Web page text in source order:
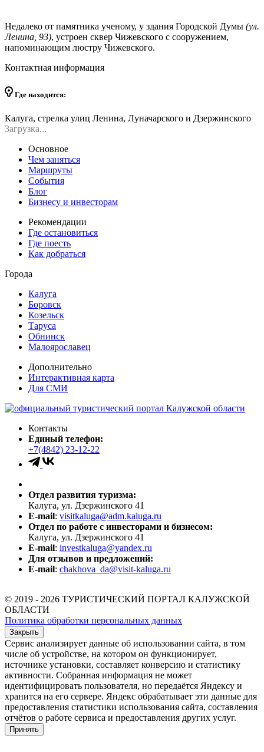
Недалеко от памятника ученому, у здания Городской Думы (ул.
Ленина, 93), устроен сквер Чижевского с сооружением,
напоминающим люстру Чижевского.
Контактная информация
Где находится:
Калуга, стрелка улиц Ленина, Луначарского и Дзержинского
Загрузка...
Основное
Чем заняться
Маршруты
События
Блог
Бизнесу и инвесторам
Рекомендации
Где остановиться
Где поесть
Как добраться
Города
Калуга
Боровск
Козельск
Таруса
Обнинск
Малоярославец
Дополнительно
Интерактивная карта
Для СМИ
Контакты
Единый телефон:
+7(4842) 23-12-22
Отдел развития туризма:
Калуга, ул. Дзержинского 41
E-mail: visitkaluga@adm.kaluga.ru
Отдел по работе с инвесторами и бизнесом:
Калуга, ул. Дзержинского 41
E-mail: investkaluga@yandex.ru
Для отзывов и предложений:
E-mail: chakhova_da@visit-kaluga.ru
© 2019 - 2026 ТУРИСТИЧЕСКИЙ ПОРТАЛ КАЛУЖСКОЙ
ОБЛАСТИ
Политика обработки персональных данных
Закрыть
Сервис анализирует данные об использовании сайта, в том
числе об устройстве, на котором он функционирует,
источнике установки, составляет конверсию и статистику
активности. Собранная информация не может
идентифицировать пользователя, но передаётся Яндексу и
хранится на его сервере. Яндекс обрабатывает эти данные для
предоставления статистики использования сайта, составления
отчётов о работе сервиса и предоставления других услуг.
Принять